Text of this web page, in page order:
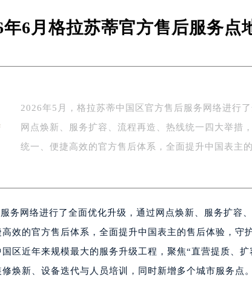
港汇中心写字楼2座37层3705室（需提前预约）
号星耀天地写字楼1号楼18层1803室（需提前预约）
号盐城金融城写字楼1号楼16层1604室（需提前预约）
号置地商务中心东塔写字楼（华润万象城）17层1706
号世茂天际中心写字楼8层805室（需提前预约）
号嘉兴世界贸易中心写字楼A座13层1304室（需提前预
中大道998号绿地双子塔（中央广场）A1座办公楼14层07
号华润中心写字楼（万象城）15层1508室（需提前预
年6月格拉苏蒂官方售后服务点
2026年5月，格拉苏蒂中国区官方售后服务网络进行
网点焕新、服务扩容、流程再造、热线统一四大举措
统一、便捷高效的官方售后体系，全面提升中国表主
务网络进行了全面优化升级，通过网点焕新、服务扩容
效的官方售后体系，全面提升中国表主的售后体验，守
区近年来规模最大的服务升级工程，聚焦“直营提质、扩
焕新、设备迭代与人员培训，同时新增多个城市服务点。